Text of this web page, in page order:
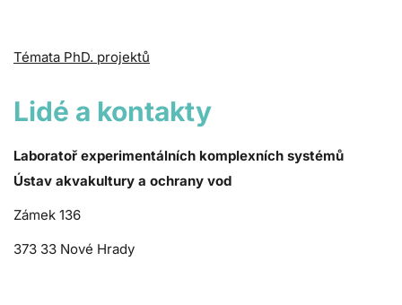
Témata PhD. projektů
Lidé a kontakty
Laboratoř experimentálních komplexních systémů
Ústav akvakultury a ochrany vod
Zámek 136
373 33 Nové Hrady